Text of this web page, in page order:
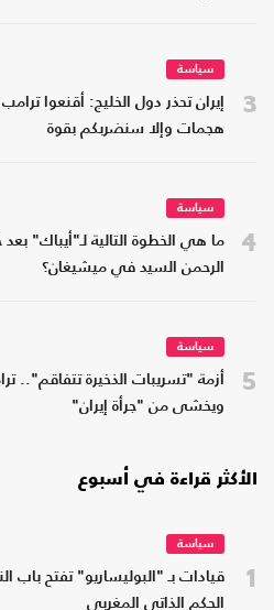
3
سياسة
إيران تحذر دول الخليج: أقنعوا
هجمات وإلا سنضربكم بقوة
4
سياسة
ما هي الخطوة التالية لـ"أيباك" بعد
الرحمن السيد في ميشيغان؟
5
سياسة
أزمة "تسريبات الذخيرة تتفاقم"..
ويخشى من "جرأة إيران"
الأكثر قراءة في أسبوع
1
سياسة
قيادات بـ "البوليساريو" تفتح باب
الحكم الذاتي المغربي